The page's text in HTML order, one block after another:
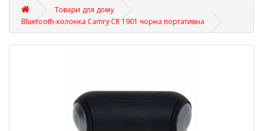
Товари для дому
Bluetooth-колонка Camry CR 1901 чорна портативна